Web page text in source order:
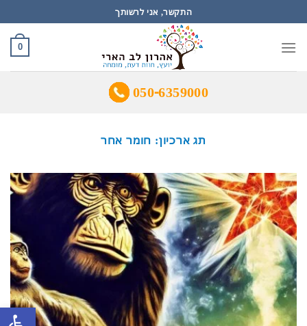
פתח
to
content
התקשר, אני לרשותך
0
050-6359000
תג ארכיון: חומר אחר